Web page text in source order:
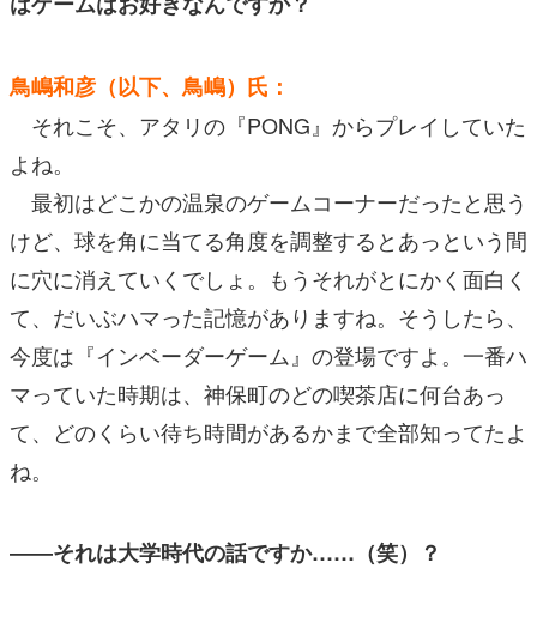
鳥嶋和彦（以下、鳥嶋）氏：
それこそ、アタリの『PONG』からプレイしていた
よね。
最初はどこかの温泉のゲームコーナーだったと思う
けど、球を角に当てる角度を調整するとあっという間
に穴に消えていくでしょ。もうそれがとにかく面白く
て、だいぶハマった記憶がありますね。そうしたら、
今度は『インベーダーゲーム』の登場ですよ。一番ハ
マっていた時期は、神保町のどの喫茶店に何台あっ
て、どのくらい待ち時間があるかまで全部知ってたよ
ね。
――それは大学時代の話ですか……（笑）？